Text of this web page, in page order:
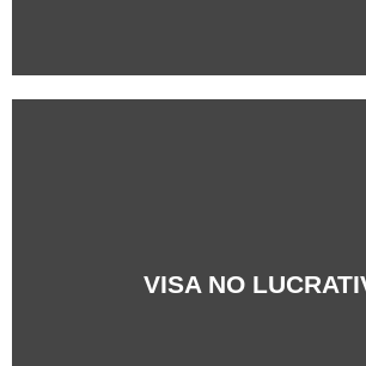
VISA NO +Info